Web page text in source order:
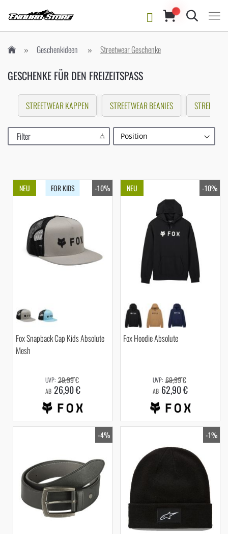
Suche
Geschenkideen Streetwear Geschenke
GESCHENKE FÜR DEN FREIZEITSPASS
STREETWEAR KAPPEN STREETWEAR BEANIES
Filter
NEU -10%
FOR KIDS
Fox Snapback Cap Kids Absolute
Mesh
AB 26,90 €
29,99 €
NEU -10%
Fox Hoodie Absolute
AB 62,90 €
69,99 €
-4% -1%